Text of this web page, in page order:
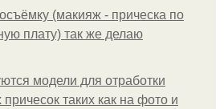
(макияж - прическа по
плату) так же делаю
модели для отработки
таких как на фото и